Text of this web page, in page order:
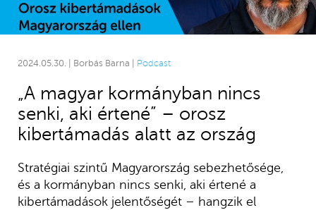
2024.05.30. | Borbás Barna | Podcast
„A magyar kormányban nincs
senki, aki értené” – orosz
kibertámadás alatt az ország
Stratégiai szintű Magyarország sebezhetősége,
és a kormányban nincs senki, aki értené a
kibertámadások jelentőségét – hangzik el